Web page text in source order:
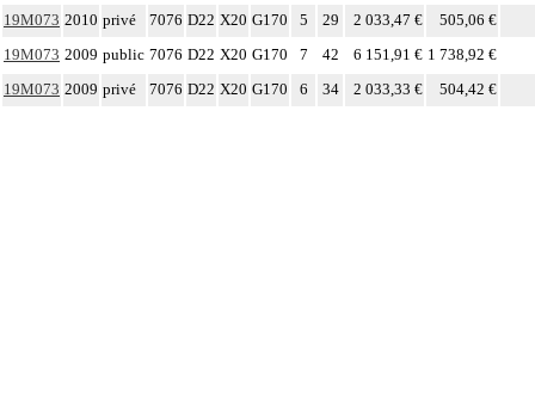
19M073 2010 privé 7076 D22 X20 G170 5 29 2 033,47 €
505,06 €
19M073 2009 public 7076 D22 X20 G170 7 42 6 151,91 € 1 738,92 €
19M073 2009 privé 7076 D22 X20 G170 6 34 2 033,33 € 504,42 €